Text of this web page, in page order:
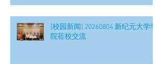
[校园新闻] 20260804 新纪元大学学
院莅校交流